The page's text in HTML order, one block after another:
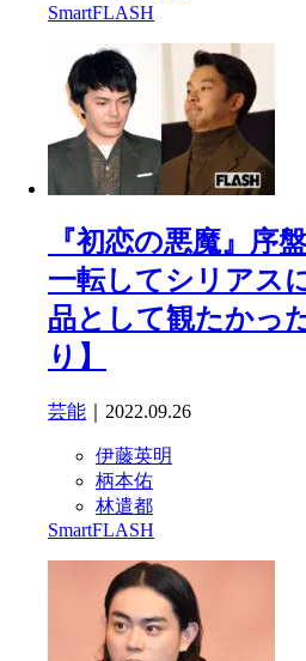
SmartFLASH
『初恋の悪魔』序
一転してシリアス
品として観たかっ
り】
芸能 ｜2022.09.26
伊藤英明
柄本佑
林遣都
SmartFLASH